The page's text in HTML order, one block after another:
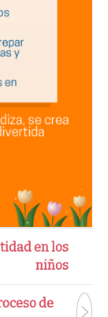
de
en los
niños